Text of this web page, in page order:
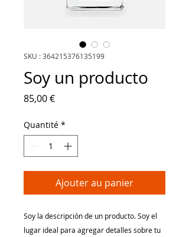
SKU : 364215376135199
Soy un producto
85,00 €Prix
Quantité *
Ajouter au panier
Soy la descripción de un producto. Soy el
lugar ideal para agregar detalles sobre tu